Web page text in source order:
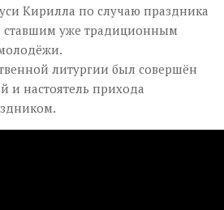
Кирилла по случаю праздника
ставшим уже традиционным
литургии был совершён
и настоятель прихода